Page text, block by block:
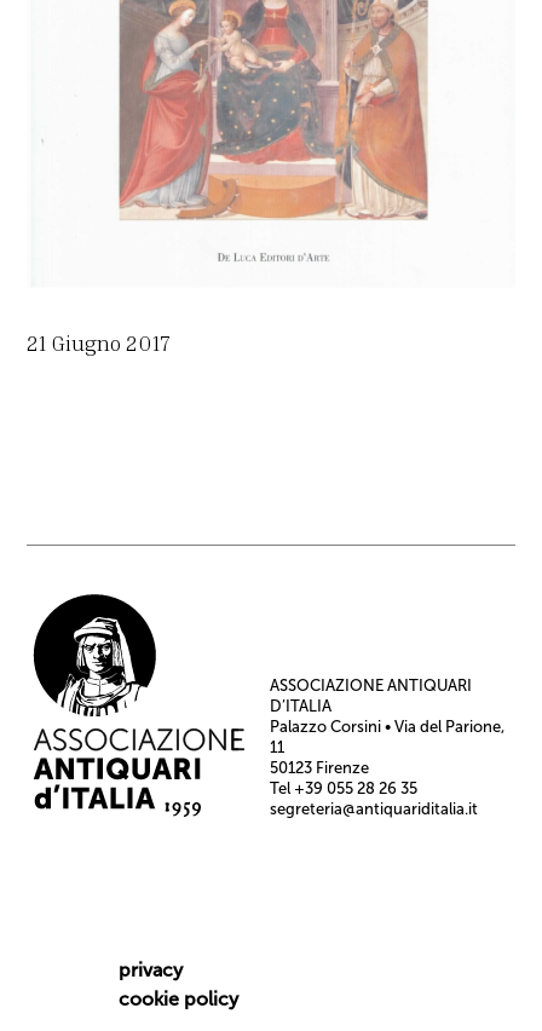
21 Giugno 2017
ASSOCIAZIONE ANTIQUARI
D’ITALIA
Palazzo Corsini • Via del Parione,
11
50123 Firenze
Tel +39 055 28 26 35
segreteria@antiquariditalia.it
privacy
cookie policy